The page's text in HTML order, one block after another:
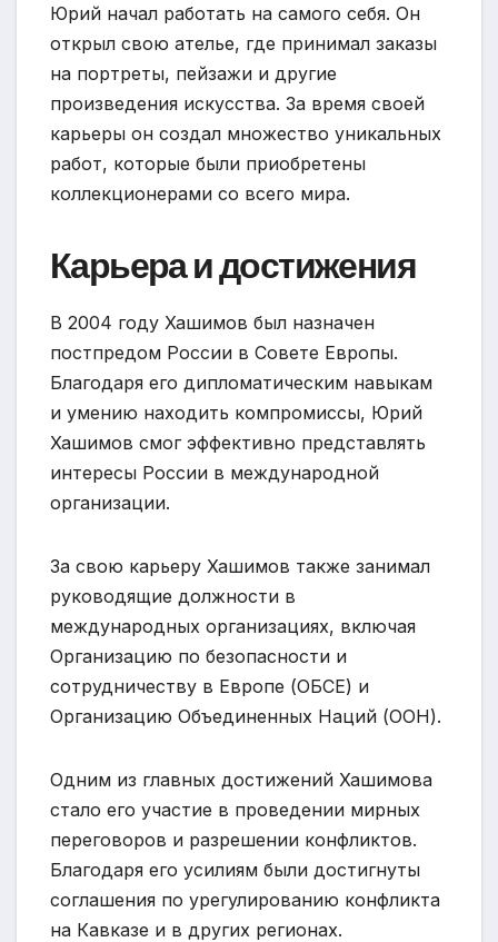
Юрий начал работать на самого себя. Он
открыл свою ателье, где принимал заказы
на портреты, пейзажи и другие
произведения искусства. За время своей
карьеры он создал множество уникальных
работ, которые были приобретены
коллекционерами со всего мира.
Карьера и достижения
В 2004 году Хашимов был назначен
постпредом России в Совете Европы.
Благодаря его дипломатическим навыкам
и умению находить компромиссы, Юрий
Хашимов смог эффективно представлять
интересы России в международной
организации.
За свою карьеру Хашимов также занимал
руководящие должности в
международных организациях, включая
Организацию по безопасности и
сотрудничеству в Европе (ОБСЕ) и
Организацию Объединенных Наций (ООН).
Одним из главных достижений Хашимова
стало его участие в проведении мирных
переговоров и разрешении конфликтов.
Благодаря его усилиям были достигнуты
соглашения по урегулированию конфликта
на Кавказе и в других регионах.